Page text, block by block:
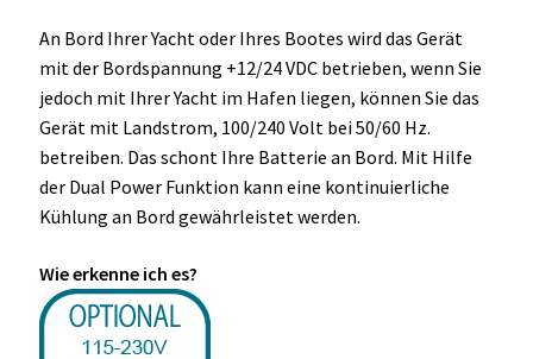
FAQ´s zur Website
Wissenswertes
Konfigurator
An Bord Ihrer Yacht oder Ihres Bootes wird das Gerät
mit der Bordspannung +12/24 VDC betrieben, wenn Sie
jedoch mit Ihrer Yacht im Hafen liegen, können Sie das
Gerät mit Landstrom, 100/240 Volt bei 50/60 Hz.
betreiben. Das schont Ihre Batterie an Bord. Mit Hilfe
der Dual Power Funktion kann eine kontinuierliche
Kühlung an Bord gewährleistet werden.
Wie erkenne ich es?